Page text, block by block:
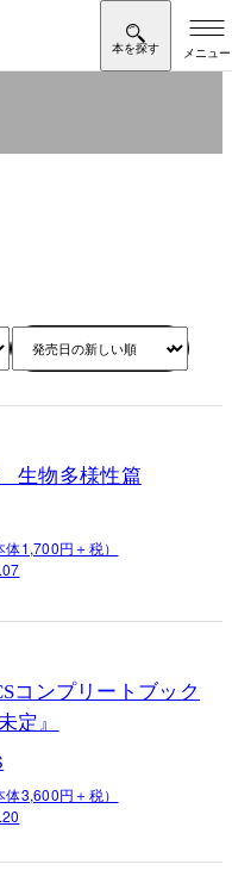
生物多様性篇
1,700円＋税）
コンプリートブック
定』
3,600円＋税）